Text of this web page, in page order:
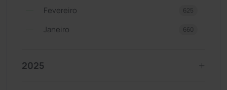
Fevereiro 625
Janeiro 660
2025